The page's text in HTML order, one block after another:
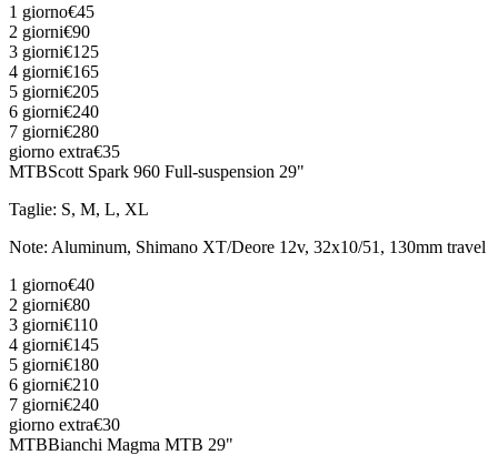
1 giorno€45
2 giorni€90
3 giorni€125
4 giorni€165
5 giorni€205
6 giorni€240
7 giorni€280
giorno extra€35
MTBScott Spark 960 Full-suspension 29"
Taglie: S, M, L, XL
Note: Aluminum, Shimano XT/Deore 12v, 32x10/51, 130mm travel
1 giorno€40
2 giorni€80
3 giorni€110
4 giorni€145
5 giorni€180
6 giorni€210
7 giorni€240
giorno extra€30
MTBBianchi Magma MTB 29"